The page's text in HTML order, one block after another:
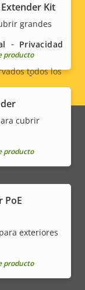
-
-
Extender Kit
grandes
producto
cubrir
producto
PoE
exteriores
producto
todos los
Privacidad